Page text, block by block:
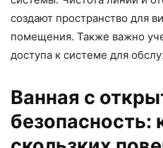
создают пространство для
помещения. Также важно
доступа к системе для
Ванная с
безопасность: